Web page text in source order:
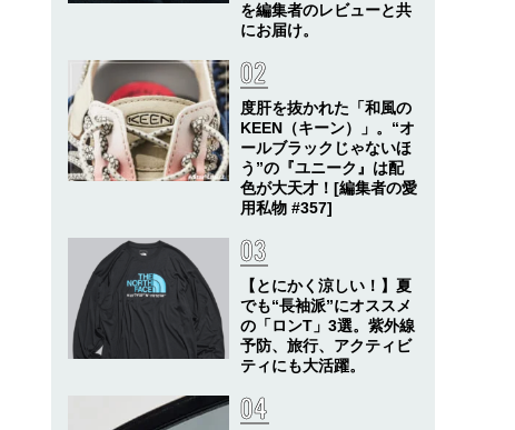
を編集者のレビューと共
にお届け。
度肝を抜かれた「和風の
KEEN（キーン）」。“オ
ールブラックじゃないほ
う”の『ユニーク』は配
色が大天才！[編集者の愛
用私物 #357]
【とにかく涼しい！】夏
でも“長袖派”にオススメ
の「ロンT」3選。紫外線
予防、旅行、アクティビ
ティにも大活躍。